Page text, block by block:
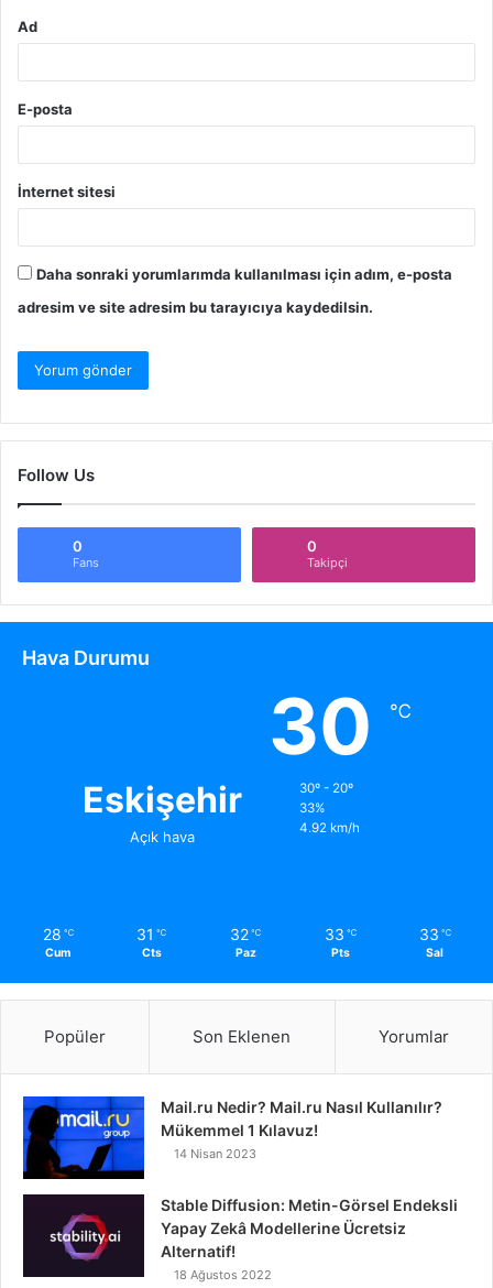
Ad
E-posta
İnternet sitesi
Daha sonraki yorumlarımda kullanılması için adım, e-posta
adresim ve site adresim bu tarayıcıya kaydedilsin.
Follow Us
0
Fans
0
Takipçi
Hava Durumu
Eskişehir
Açık hava
30 ℃
30º - 20º
33%
4.92 km/h
28 ℃
Cum
31 ℃
Cts
32 ℃
Paz
33 ℃
Pts
33 ℃
Sal
Popüler Son Eklenen Yorumlar
Mail.ru Nedir? Mail.ru Nasıl Kullanılır?
Mükemmel 1 Kılavuz!
14 Nisan 2023
Stable Diffusion: Metin-Görsel Endeksli
Yapay Zekâ Modellerine Ücretsiz
Alternatif!
18 Ağustos 2022